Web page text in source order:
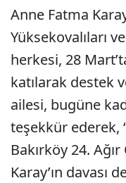
Anne Fatma
Yüksekovalıları
herkesi, 28
katılarak destek
ailesi, bugüne
teşekkür ederek,
Bakırköy 24.
Karay’ın davası